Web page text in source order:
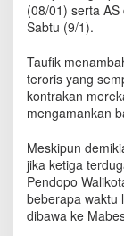
(08/01) serta
Sabtu (9/1).
Taufik
teroris yang
kontrakan
mengamankan
Meskipun
jika ketiga
Pendopo
beberapa waktu
dibawa ke